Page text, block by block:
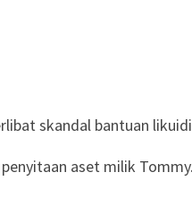
skandal bantuan
aset milik Tommy.